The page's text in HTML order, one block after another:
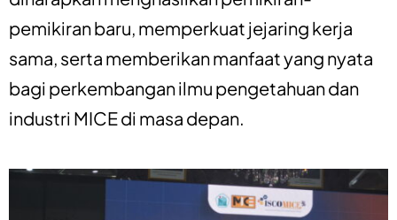
pemikiran baru, memperkuat jejaring kerja
sama, serta memberikan manfaat yang nyata
bagi perkembangan ilmu pengetahuan dan
industri MICE di masa depan.